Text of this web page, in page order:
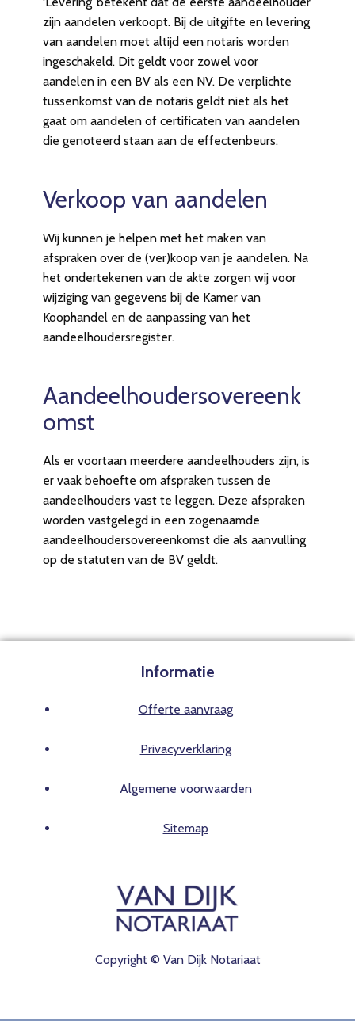
zijn aandelen verkoopt. Bij de uitgifte en levering
van aandelen moet altijd een notaris worden
ingeschakeld. Dit geldt voor zowel voor
aandelen in een BV als een NV. De verplichte
tussenkomst van de notaris geldt niet als het
gaat om aandelen of certificaten van aandelen
die genoteerd staan aan de effectenbeurs.
Verkoop van aandelen
Wij kunnen je helpen met het maken van
afspraken over de (ver)koop van je aandelen. Na
het ondertekenen van de akte zorgen wij voor
wijziging van gegevens bij de Kamer van
Koophandel en de aanpassing van het
aandeelhoudersregister.
Aandeelhoudersovereenk
omst
Als er voortaan meerdere aandeelhouders zijn, is
er vaak behoefte om afspraken tussen de
aandeelhouders vast te leggen. Deze afspraken
worden vastgelegd in een zogenaamde
aandeelhoudersovereenkomst die als aanvulling
op de statuten van de BV geldt.
Informatie
Offerte aanvraag
Privacyverklaring
Algemene voorwaarden
Sitemap
Copyright © Van Dijk Notariaat